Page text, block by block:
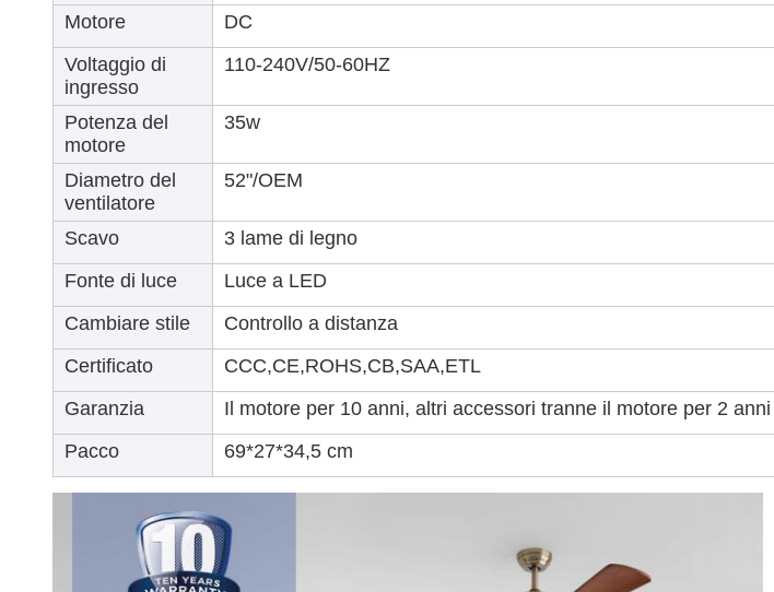
Motore
DC
Voltaggio di
ingresso
110-240V/50-60HZ
Potenza del
motore
35w
Diametro del
ventilatore
52"/OEM
Scavo
3 lame di legno
Fonte di luce
Luce a LED
Cambiare stile
Controllo a distanza
Certificato
CCC,CE,ROHS,CB,SAA,ETL
Garanzia
Il motore per 10 anni, altri accessori tranne il motore per 2 anni
Pacco
69*27*34,5 cm